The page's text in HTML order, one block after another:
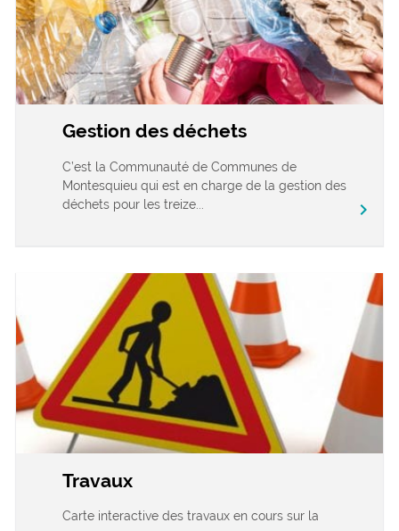
Gestion des déchets
C’est la Communauté de Communes de
Montesquieu qui est en charge de la gestion des
déchets pour les treize...
chevron_right
Travaux
Carte interactive des travaux en cours sur la